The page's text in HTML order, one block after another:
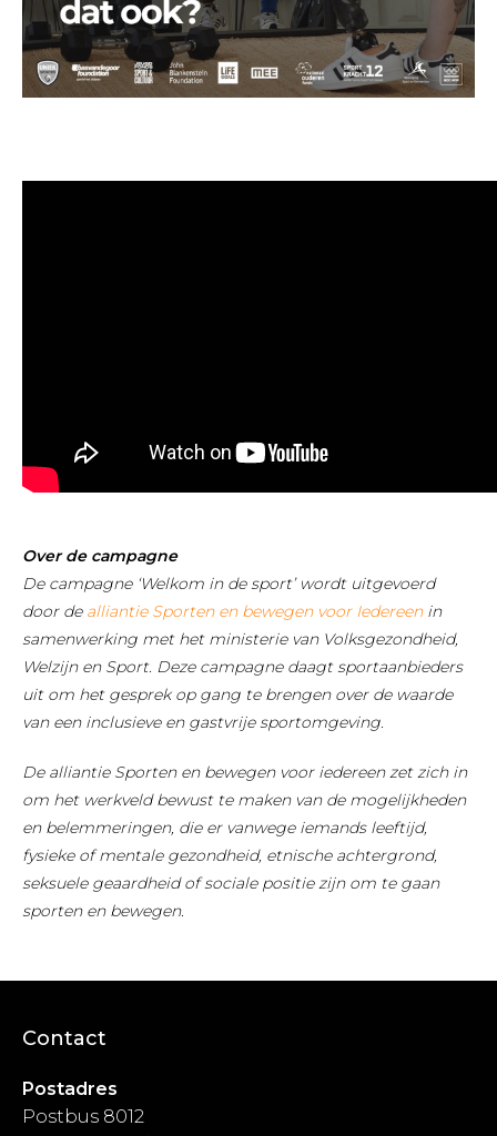
Over de campagne
De campagne ‘Welkom in de sport’ wordt uitgevoerd
door de alliantie Sporten en bewegen voor Iedereenin
samenwerking met het ministerie van Volksgezondheid,
Welzijn en Sport. Deze campagne daagt sportaanbieders
uit om het gesprek op gang te brengen over de waarde
van een inclusieve en gastvrije sportomgeving.
De alliantie Sporten en bewegen voor iedereen zet zich in
om het werkveld bewust te maken van de mogelijkheden
en belemmeringen, die er vanwege iemands leeftijd,
fysieke of mentale gezondheid, etnische achtergrond,
seksuele geaardheid of sociale positie zijn om te gaan
sporten en bewegen.
Contact
Postadres
Postbus 8012